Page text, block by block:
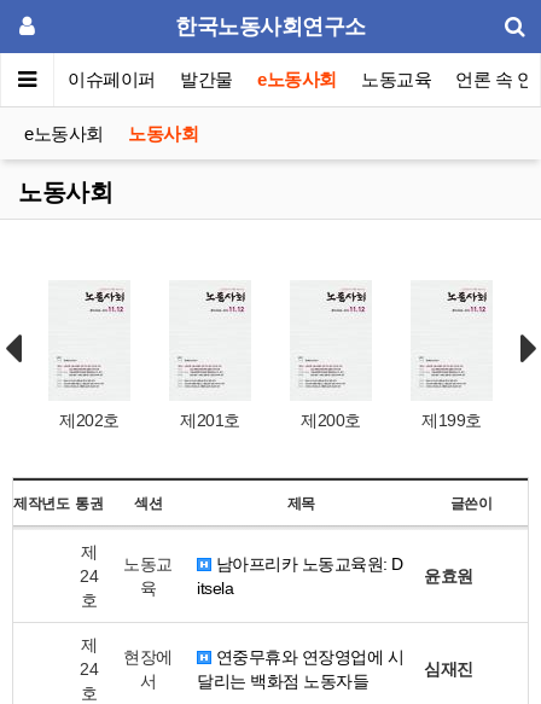
한국노동사회연구소
포럼 이슈페이퍼 발간물 e노동사회 노동교육 언론 속 연
e노동사회 노동사회
노동사회
제202호 제201호 제200호 제199호
제작년도 통권 섹션 제목 글쓴이
제
24
호
노동교
육
남아프리카 노동교육원: D
itsela
윤효원
제
24
호
현장에
서
연중무휴와 연장영업에 시
달리는 백화점 노동자들
심재진